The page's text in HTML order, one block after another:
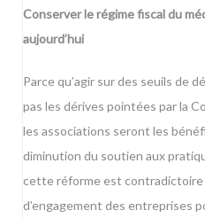
Conserver le régime fiscal du
aujourd’hui
Parce qu’agir sur des seuils de
pas les dérives pointées par la
les associations seront les
diminution du soutien aux
cette réforme est contradictoire
d’engagement des entreprises